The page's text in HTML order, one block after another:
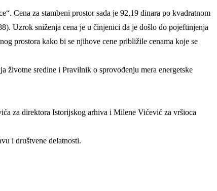
Cena za stambeni prostor sada je 92,19 dinara po kvadratnom
Uzrok sniženja cena je u činjenici da je došlo do pojeftinjenja
prostora kako bi se njihove cene približile cenama koje se
životne sredine i Pravilnik o sprovođenju mera energetske
za direktora Istorijskog arhiva i Milene Vićević za vršioca
i društvene delatnosti.